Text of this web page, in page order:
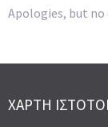
Apologies, but no
ΧΆΡΤΗ